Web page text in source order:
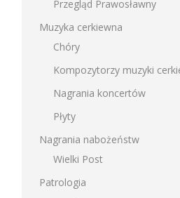
Przegląd Prawosławny
Muzyka cerkiewna
Chóry
Kompozytorzy muzyki
Nagrania koncertów
Płyty
Nagrania nabożeństw
Wielki Post
Patrologia